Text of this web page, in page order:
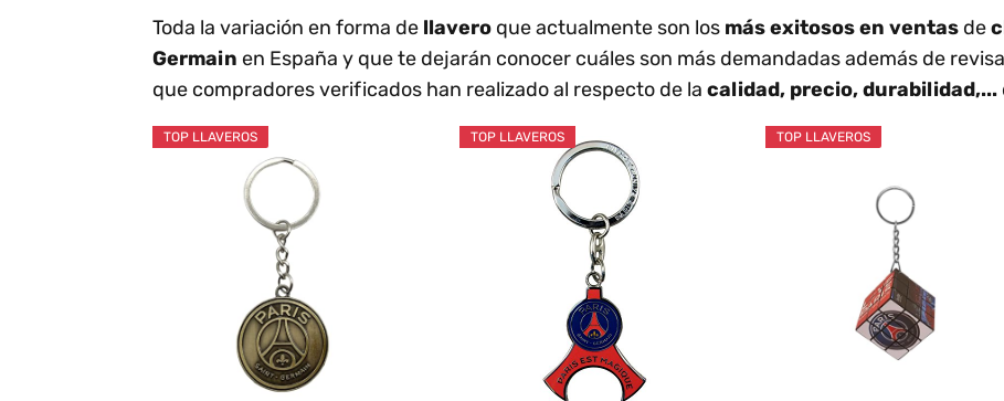
Toda la variación en forma de llavero que actualmente son los más exitosos en ventas de
Germain en España y que te dejarán conocer cuáles son más demandadas además de
que compradores verificados han realizado al respecto de la calidad, precio, durabilidad,...
TOP LLAVEROS TOP LLAVEROS TOP LLAVEROS